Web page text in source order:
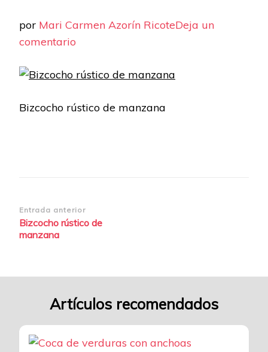
por Mari Carmen Azorín RicoteDeja un
comentario
rustico-
manzana-
Bizcocho rústico de manzana
Navegación
de
Entrada anterior
Bizcocho rústico de
manzana
Artículos recomendados